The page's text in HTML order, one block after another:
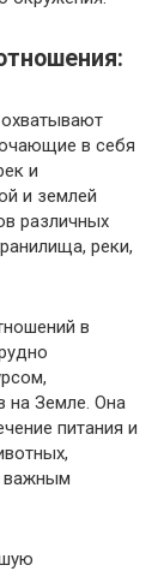
в себя
и
и землей
различных
реки,
в
на Земле. Она
питания и
важным